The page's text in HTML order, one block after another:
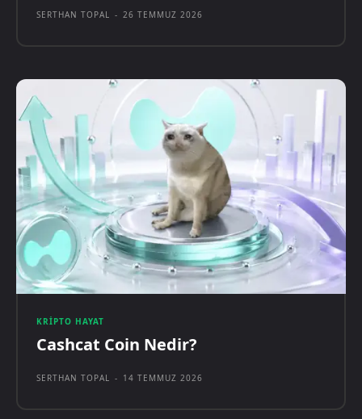
SERTHAN TOPAL - 26 TEMMUZ 2026
KRIPTO HAYAT
Cashcat Coin Nedir?
SERTHAN TOPAL - 14 TEMMUZ 2026